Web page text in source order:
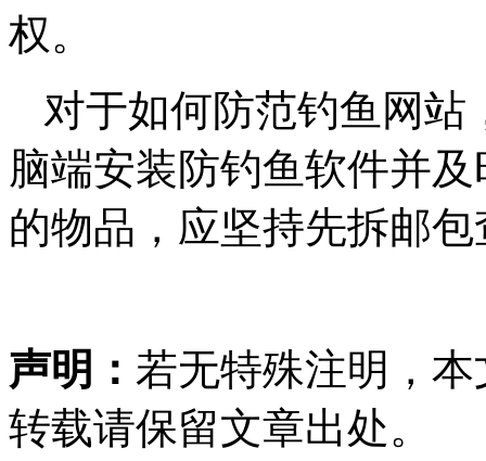
权。
对于如何防范钓鱼网站
脑端安装防钓鱼软件并
的物品，应坚持先拆邮
声明： 若无特殊注明，
转载请保留文章出处。